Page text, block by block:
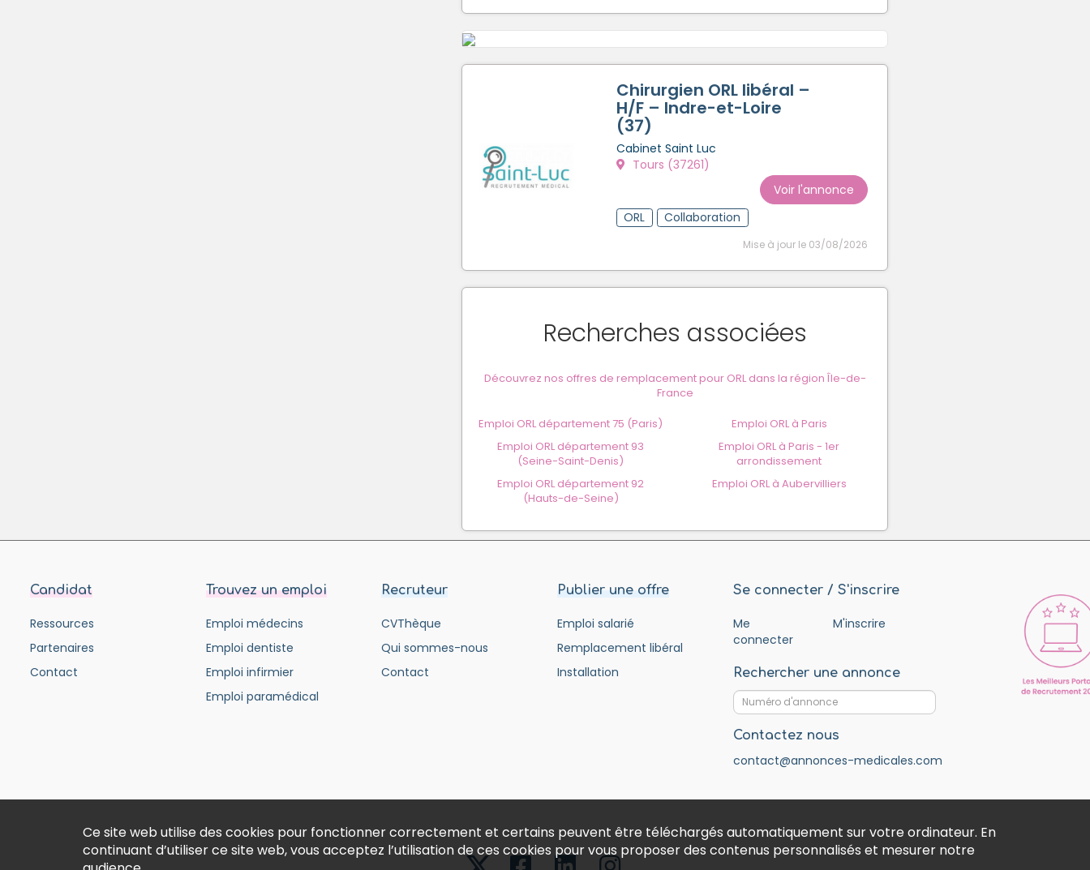
Chirurgien ORL libéral –
H/F – Indre-et-Loire
(37)
Cabinet Saint Luc
Tours (37261)
Voir l'annonce
ORL
Collaboration
Mise à jour le 03/08/2026
Recherches associées
Découvrez nos offres de remplacement pour ORL dans la région Île-de-
France
Emploi ORL département 75 (Paris)
Emploi ORL département 93
(Seine-Saint-Denis)
Emploi ORL département 92
(Hauts-de-Seine)
Emploi ORL à Paris
Emploi ORL à Paris - 1er
arrondissement
Emploi ORL à Aubervilliers
Candidat
Ressources
Partenaires
Contact
Trouvez un emploi
Emploi médecins
Emploi dentiste
Emploi infirmier
Emploi paramédical
Recruteur
CVThèque
Qui sommes-nous
Contact
Publier une offre
Emploi salarié
Remplacement libéral
Installation
Se connecter / S'inscrire
Me
connecter
M'inscrire
Rechercher une annonce
Contactez nous
contact@annonces-medicales.com
Ce site web utilise des cookies pour fonctionner correctement et certains peuvent être téléchargés automatiquement sur votre ordinateur. En
continuant d’utiliser ce site web, vous acceptez l’utilisation de ces cookies pour vous proposer des contenus personnalisés et mesurer notre